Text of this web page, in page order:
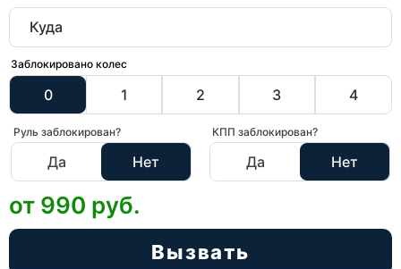
Заблокировано колес
0 1 2 3 4
Руль заблокирован?
Да Нет
КПП заблокирован?
Да Нет
Вызвать
от 990 руб.